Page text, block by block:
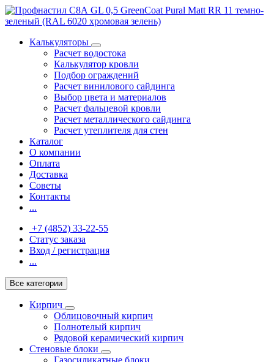
Калькуляторы
Расчет водостока
Калькулятор кровли
Подбор ограждений
Расчет винилового сайдинга
Выбор цвета и материалов
Расчет фальцевой кровли
Расчет металлического сайдинга
Расчет утеплителя для стен
Каталог
О компании
Оплата
Доставка
Советы
Контакты
...
+7 (4852) 33-22-55
Статус заказа
Вход / регистрация
...
Все категории
Кирпич
Облицовочный кирпич
Полнотелый кирпич
Рядовой керамический кирпич
Стеновые блоки
Газосиликатные блоки